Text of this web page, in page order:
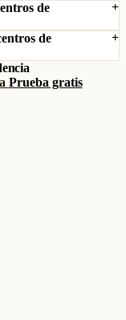
de
de
Prueba gratis